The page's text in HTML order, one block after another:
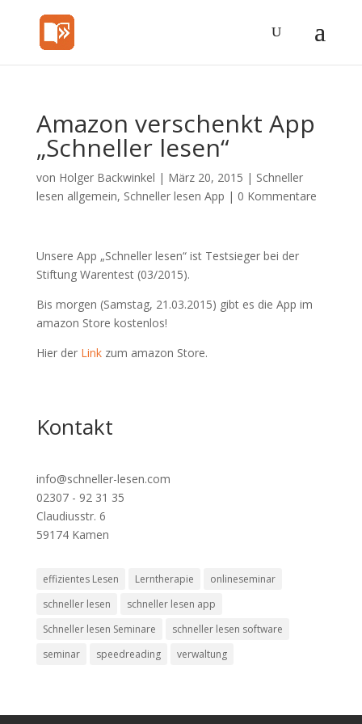
Amazon verschenkt App
„Schneller lesen“
von Holger Backwinkel | März 20, 2015 | Schneller
lesen allgemein, Schneller lesen App | 0 Kommentare
Unsere App „Schneller lesen“ ist Testsieger bei der
Stiftung Warentest (03/2015).
Bis morgen (Samstag, 21.03.2015) gibt es die App im
amazon Store kostenlos!
Hier der Linkzum amazon Store.
Kontakt
info@schneller-lesen.com
02307 - 92 31 35
Claudiusstr. 6
59174 Kamen
effizientes Lesen Lerntherapie
onlineseminar
schneller lesen
schneller lesen app
Schneller lesen Seminare
schneller lesen software
seminar
speedreading verwaltung